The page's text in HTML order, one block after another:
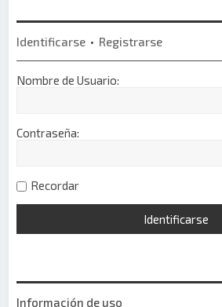
Identificarse • Registrarse
Nombre de Usuario:
Contraseña:
Recordar
Información de uso